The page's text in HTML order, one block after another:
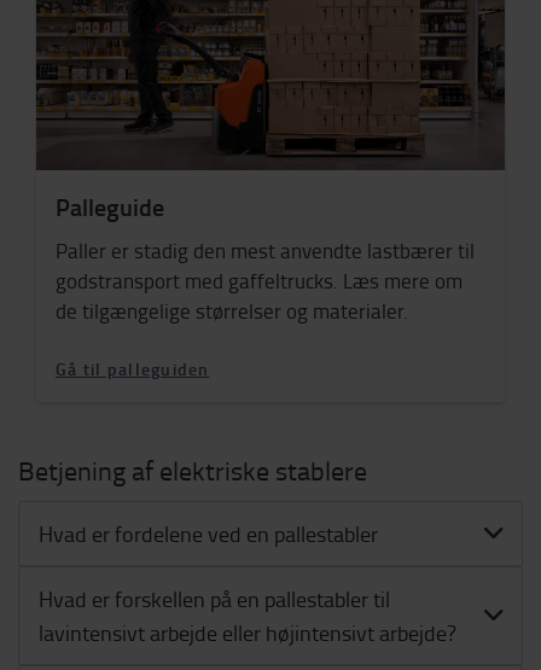
Palleguide
Paller er stadig den mest anvendte lastbærer til
godstransport med gaffeltrucks. Læs mere om
de tilgængelige størrelser og materialer.
Gå til palleguiden
Betjening af elektriske stablere
Hvad er fordelene ved en pallestabler
Hvad er forskellen på en pallestabler til
lavintensivt arbejde eller højintensivt arbejde?